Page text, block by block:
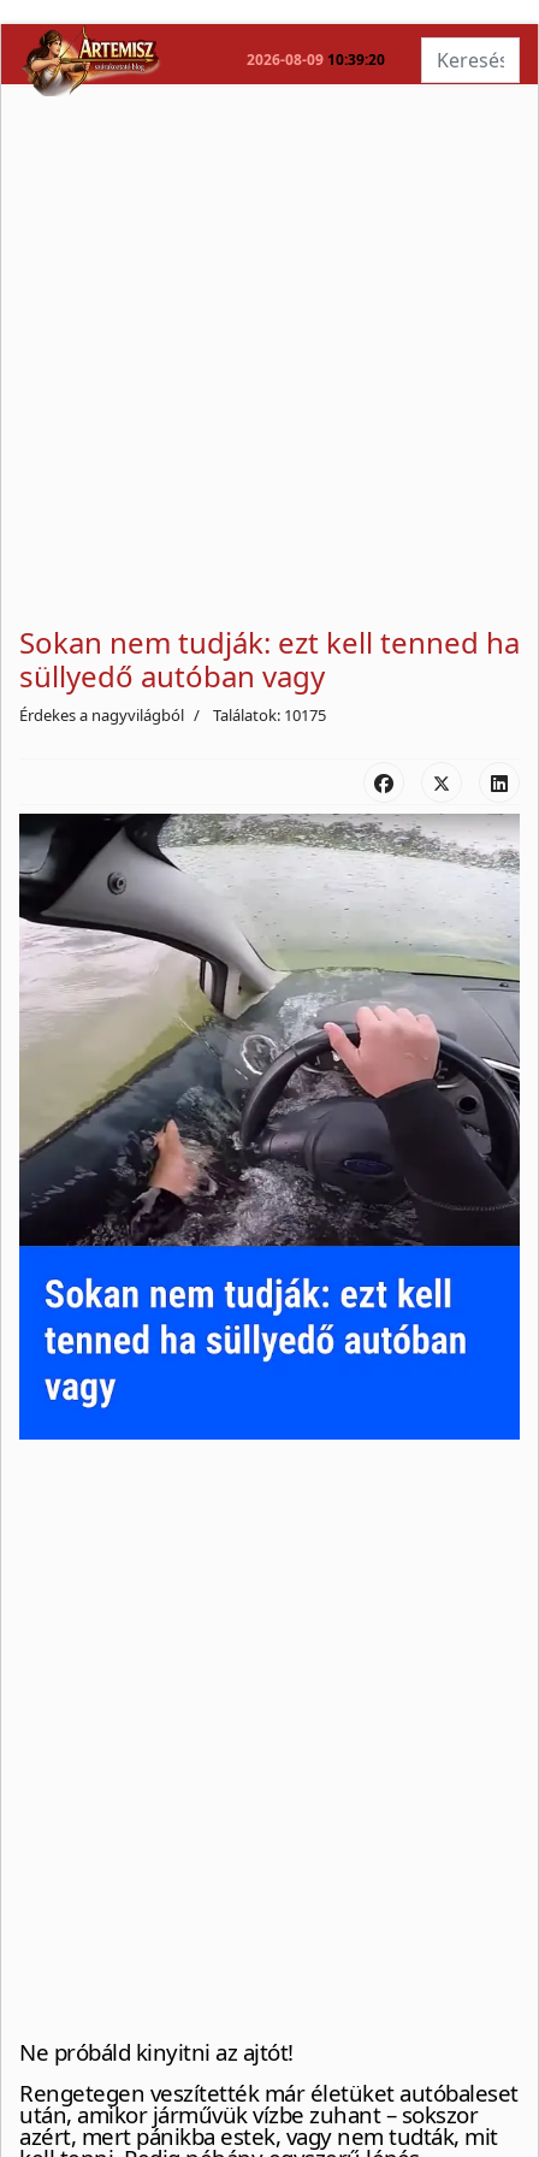
2026-08-09 10:39:20 Keresés...
Sokan nem tudják: ezt kell tenned ha
süllyedő autóban vagy
Érdekes a nagyvilágból Találatok: 10175
Ne próbáld kinyitni az ajtót!
Rengetegen veszítették már életüket autóbaleset
után, amikor járművük vízbe zuhant – sokszor
azért, mert pánikba estek, vagy nem tudták, mit